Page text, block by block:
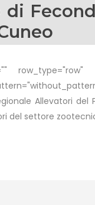
di
row_type="row"
Allevatori
del settore